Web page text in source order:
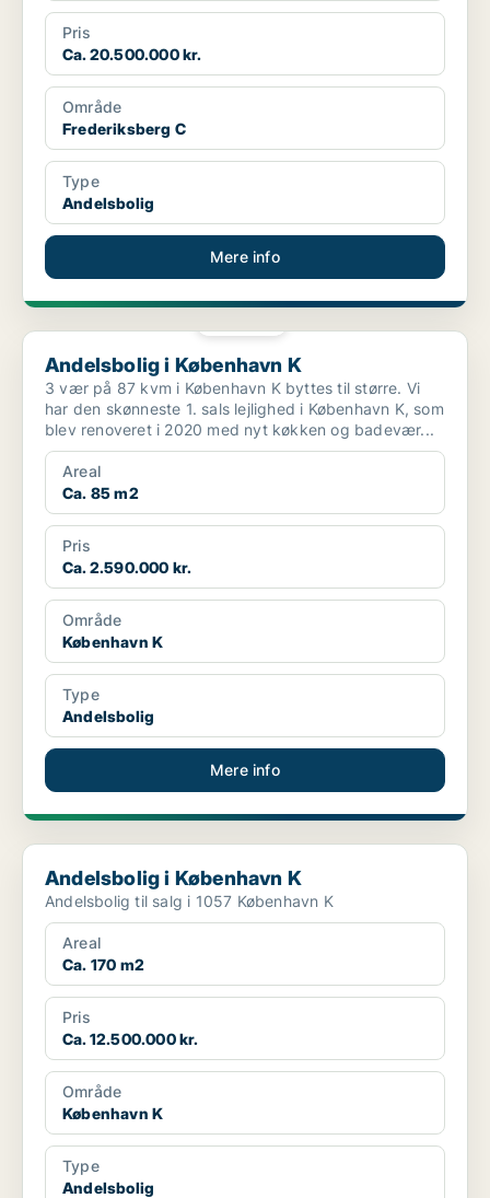
Pris
Ca. 20.500.000 kr.
Område
Frederiksberg C
Type
Andelsbolig
Mere info
Andelsbolig i København K
Andelsbolig i København K
3 vær på 87 kvm i København K byttes til større. Vi
har den skønneste 1. sals lejlighed i København K, som
blev renoveret i 2020 med nyt køkken og badevær...
Areal
Ca. 85 m2
Pris
Ca. 2.590.000 kr.
Område
København K
Type
Andelsbolig
Mere info
Andelsbolig i København K
Andelsbolig i København K
Andelsbolig til salg i 1057 København K
Areal
Ca. 170 m2
Pris
Ca. 12.500.000 kr.
Område
København K
Type
Andelsbolig